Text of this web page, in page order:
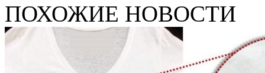
ПОХОЖИЕ НОВОСТИ